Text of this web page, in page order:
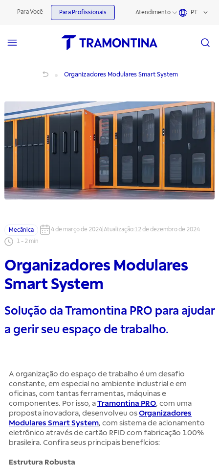
Para Você Para Profissionais Atendimento PT
Organizadores Modulares Smart System
Mecânica 4 de março de 2024 Atualização:12 de dezembro de 2024
1- 2 min
Organizadores Modulares
Smart System
Solução da Tramontina PRO para ajudar
a gerir seu espaço de trabalho.
A organização do espaço de trabalho é um desafio
constante, em especial no ambiente industrial e em
oficinas, com tantas ferramentas, máquinas e
componentes. Por isso, aTramontina PRO, com uma
proposta inovadora, desenvolveu osOrganizadores
Modulares Smart System, com sistema de acionamento
eletrônico através de cartão RFID com fabricação 100%
brasileira. Confira seus principais benefícios:
Estrutura Robusta